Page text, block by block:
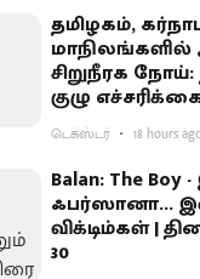
தமிழகம்,
மாநிலங்களில்
சிறுநீரக
குழு
டெக்ஸ்டர் 18 hours
Balan: The Boy
ஃபர்ஸானா...
விக்டிம்கள் |
30